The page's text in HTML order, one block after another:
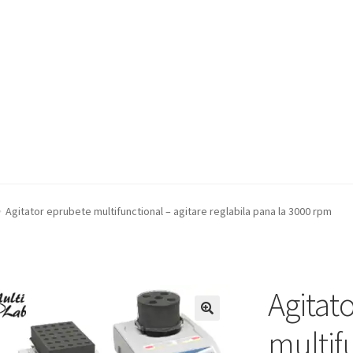
Condiții generale Service Contact
Agitator eprubete multifunctional – agitare reglabila pana la 3000 rpm